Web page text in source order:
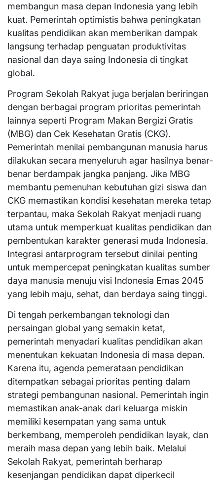
membangun masa depan Indonesia yang lebih
kuat. Pemerintah optimistis bahwa peningkatan
kualitas pendidikan akan memberikan dampak
langsung terhadap penguatan produktivitas
nasional dan daya saing Indonesia di tingkat
global.
Program Sekolah Rakyat juga berjalan beriringan
dengan berbagai program prioritas pemerintah
lainnya seperti Program Makan Bergizi Gratis
(MBG) dan Cek Kesehatan Gratis (CKG).
Pemerintah menilai pembangunan manusia harus
dilakukan secara menyeluruh agar hasilnya benar-
benar berdampak jangka panjang. Jika MBG
membantu pemenuhan kebutuhan gizi siswa dan
CKG memastikan kondisi kesehatan mereka tetap
terpantau, maka Sekolah Rakyat menjadi ruang
utama untuk memperkuat kualitas pendidikan dan
pembentukan karakter generasi muda Indonesia.
Integrasi antarprogram tersebut dinilai penting
untuk mempercepat peningkatan kualitas sumber
daya manusia menuju visi Indonesia Emas 2045
yang lebih maju, sehat, dan berdaya saing tinggi.
Di tengah perkembangan teknologi dan
persaingan global yang semakin ketat,
pemerintah menyadari kualitas pendidikan akan
menentukan kekuatan Indonesia di masa depan.
Karena itu, agenda pemerataan pendidikan
ditempatkan sebagai prioritas penting dalam
strategi pembangunan nasional. Pemerintah ingin
memastikan anak-anak dari keluarga miskin
memiliki kesempatan yang sama untuk
berkembang, memperoleh pendidikan layak, dan
meraih masa depan yang lebih baik. Melalui
Sekolah Rakyat, pemerintah berharap
kesenjangan pendidikan dapat diperkecil